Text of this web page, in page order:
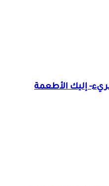
إليك الأطعمة